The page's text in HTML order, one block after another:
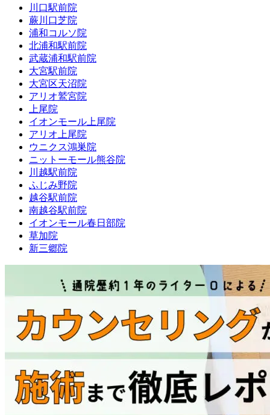
川口駅前院
蕨川口芝院
浦和コルソ院
北浦和駅前院
武蔵浦和駅前院
大宮駅前院
大宮区天沼院
アリオ鷲宮院
上尾院
イオンモール上尾院
アリオ上尾院
ウニクス鴻巣院
ニットーモール熊谷院
川越駅前院
ふじみ野院
越谷駅前院
南越谷駅前院
イオンモール春日部院
草加院
新三郷院